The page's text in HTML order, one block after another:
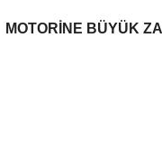
MOTORİNE BÜYÜK